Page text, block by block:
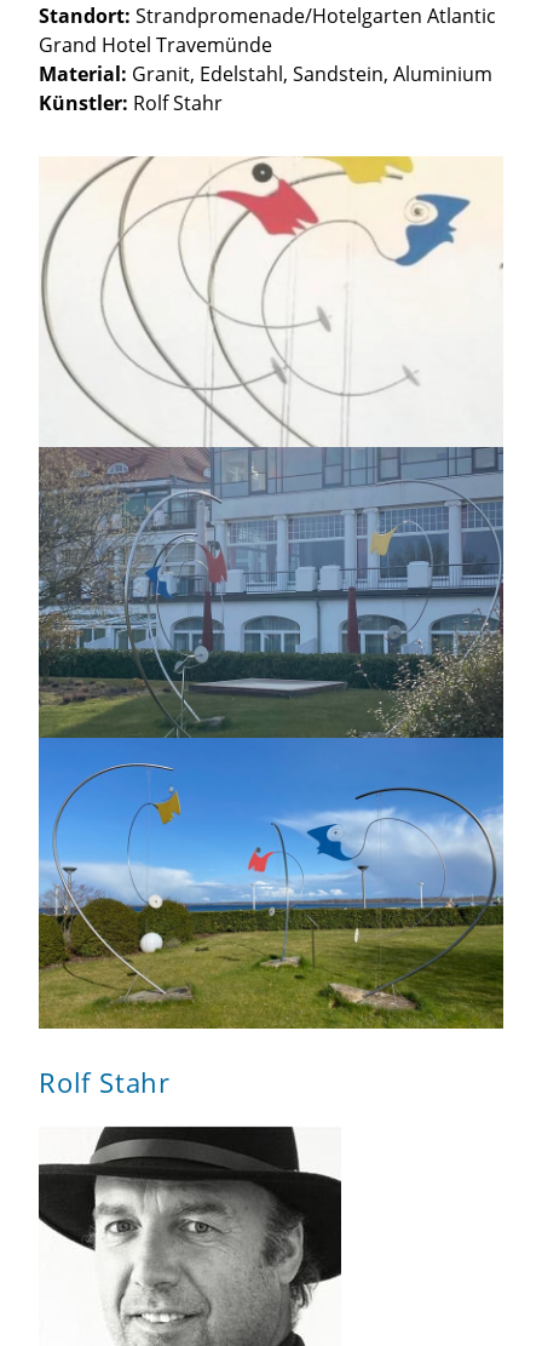
Standort: Strandpromenade/Hotelgarten Atlantic
Grand Hotel Travemünde
Material: Granit, Edelstahl, Sandstein, Aluminium
Künstler: Rolf Stahr
Rolf Stahr